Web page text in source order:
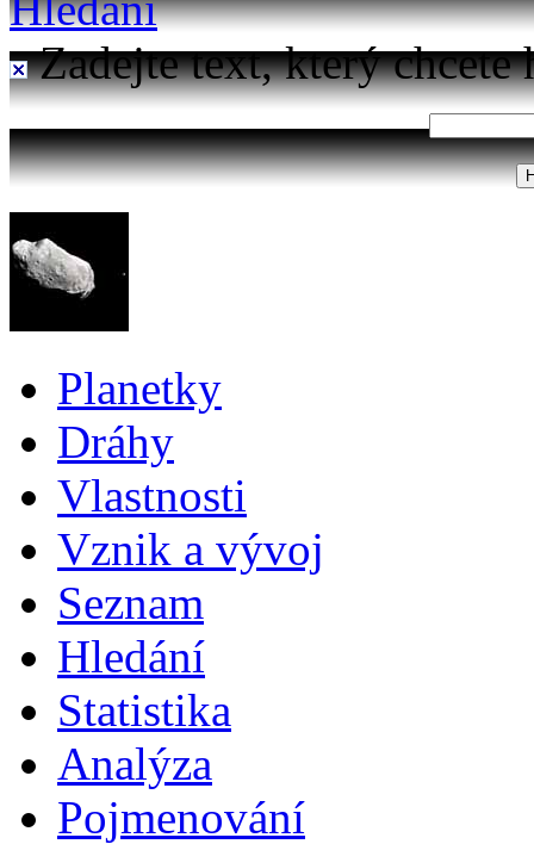
Zadejte text, který chcete
Planetky
Dráhy
Vlastnosti
Vznik a vývoj
Seznam
Hledání
Statistika
Analýza
Pojmenování